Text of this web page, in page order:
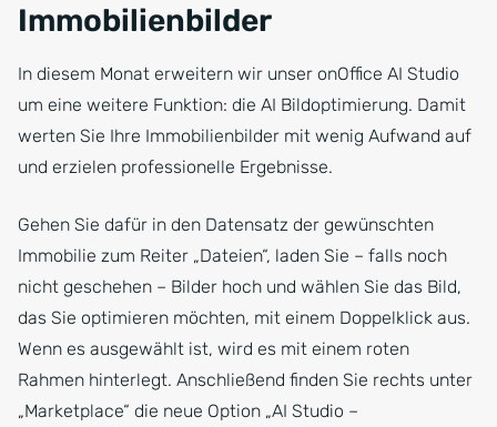
Immobilienbilder
In diesem Monat erweitern wir unser onOffice AI Studio
um eine weitere Funktion: die AI Bildoptimierung. Damit
werten Sie Ihre Immobilienbilder mit wenig Aufwand auf
und erzielen professionelle Ergebnisse.
Gehen Sie dafür in den Datensatz der gewünschten
Immobilie zum Reiter „Dateien“, laden Sie – falls noch
nicht geschehen – Bilder hoch und wählen Sie das Bild,
das Sie optimieren möchten, mit einem Doppelklick aus.
Wenn es ausgewählt ist, wird es mit einem roten
Rahmen hinterlegt. Anschließend finden Sie rechts unter
„Marketplace“ die neue Option „AI Studio –